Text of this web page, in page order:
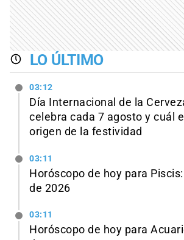
LO ÚLTIMO
03:12
Día Internacional de la
celebra cada 7 agosto y cuál
origen de la festividad
03:11
Horóscopo de hoy para
de 2026
03:11
Horóscopo de hoy para